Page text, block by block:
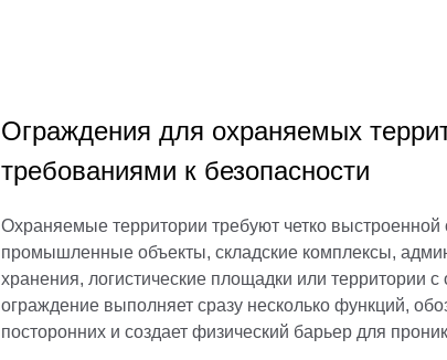
Ограждения для охраняемых
требованиями к безопасности
Охраняемые территории требуют четко
промышленные объекты, складские комплексы,
хранения, логистические площадки или территории
ограждение выполняет сразу несколько функций,
посторонних и создает физический барьер для